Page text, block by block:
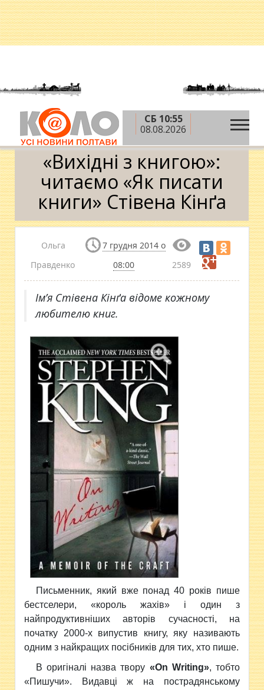
СБ 10:55
08.08.2026
Головна » Новини »
«Вихідні з книгою»: читаємо
«Як писати книги» Стівена Кінґа
«Вихідні з книгою»:
читаємо «Як писати
книги» Стівена Кінґа
Ольга
Правденко
7 грудня 2014 о
08:00
2589
Ім’я Стівена Кінґа відоме кожному
любителю книг.
Письменник, який вже понад 40 років пише
бестселери, «король жахів» і один з
найпродуктивніших авторів сучасності, на
початку 2000-х випустив книгу, яку називають
одним з найкращих посібників для тих, хто пише.
В оригіналі назва твору «On Writing», тобто
«Пишучи». Видавці ж на пострадянському